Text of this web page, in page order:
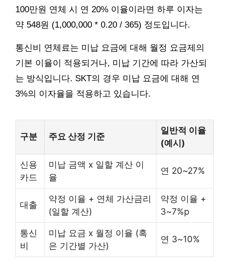
100만원 연체 시 연 20% 이율이라면 하루 이자는
약 548원 (1,000,000 * 0.20 / 365) 정도입니다.
통신비 연체료는 미납 요금에 대해 월정 요금제의
기본 이율이 적용되거나, 미납 기간에 따라 가산되
는 방식입니다. SKT의 경우 미납 요금에 대해 연
3%의 이자율을 적용하고 있습니다.
구분 주요 산정 기준
일반적 이율
(예시)
신용
카드
미납 금액 x 일할 계산 이
율
연 20~27%
대출
약정 이율 + 연체 가산금리
(일할 계산)
약정 이율 +
3~7%p
통신
비
미납 요금 x 월정 이율 (혹
은 기간별 가산)
연 3~10%